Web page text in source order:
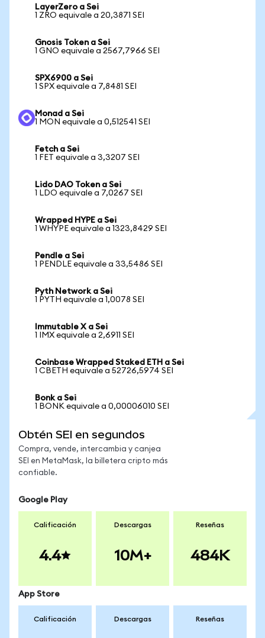
LayerZero a Sei
1 ZRO equivale a 20,3871 SEI
Gnosis Token a Sei
1 GNO equivale a 2567,7966 SEI
SPX6900 a Sei
1 SPX equivale a 7,8481 SEI
Monad a Sei
1 MON equivale a 0,512541 SEI
Fetch a Sei
1 FET equivale a 3,3207 SEI
Lido DAO Token a Sei
1 LDO equivale a 7,0267 SEI
Wrapped HYPE a Sei
1 WHYPE equivale a 1323,8429 SEI
Pendle a Sei
1 PENDLE equivale a 33,5486 SEI
Pyth Network a Sei
1 PYTH equivale a 1,0078 SEI
Immutable X a Sei
1 IMX equivale a 2,6911 SEI
Coinbase Wrapped Staked ETH a Sei
1 CBETH equivale a 52726,5974 SEI
Bonk a Sei
1 BONK equivale a 0,00006010 SEI
Obtén SEI en segundos
Compra, vende, intercambia y canjea
SEI en MetaMask, la billetera cripto más
confiable.
Google Play
Calificación
4.4
Descargas
10M+
Reseñas
484K
App Store
Calificación Descargas Reseñas